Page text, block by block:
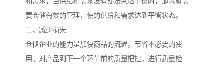
要仓储有效的管理，使的供给和需求达到平衡状态。
二、减少损失
仓储企业的能力是加快商品的流通，节省不必要的费
用。对产品到下一个环节前的质量把控，进行质量检